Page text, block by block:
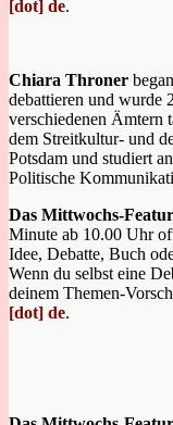
[dot] de.
Chiara Throner
debattieren und wurde
verschiedenen Ämtern
dem Streitkultur- und
Potsdam und studiert
Politische
Das Mittwochs-
Minute ab 10.00 Uhr
Idee, Debatte, Buch
Wenn du selbst eine
deinem Themen-
[dot] de.